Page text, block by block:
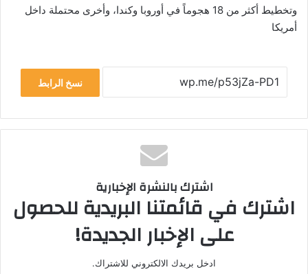
وتخطيط أكثر من 18 هجوماً في أوروبا وكندا، وأخرى محتملة داخل
أمريكا
نسخ الرابط
اشترك بالنشرة الإخبارية
اشترك في قائمتنا البريدية للحصول
على الإخبار الجديدة!
ادخل بريدك الالكتروني للاشتراك.